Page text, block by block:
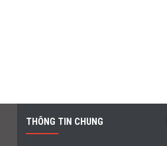
THÔNG TIN CHUNG